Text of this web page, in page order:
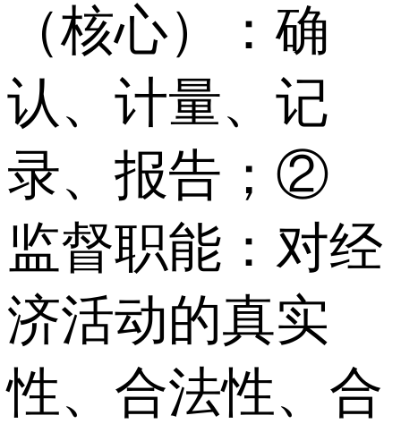
（核心）：确
认、计量、记
录、报告；②
监督职能：对经
济活动的真实
性、合法性、合